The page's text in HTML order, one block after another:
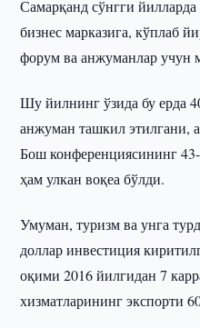
Самарқанд сўнгги
бизнес марказига, кўплаб
форум ва анжуманлар учун
Шу йилнинг ўзида бу ерда
анжуман ташкил
Бош конференциясининг
ҳам улкан воқеа бўлди.
Умуман, туризм ва унга
доллар инвестиция
оқими 2016 йилгидан 7
хизматларининг экспорти